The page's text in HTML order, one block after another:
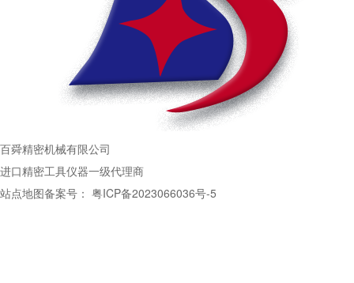
百舜精密机械有限公司
进口精密工具仪器一级代理商
站点地图备案号： 粤ICP备2023066036号-5